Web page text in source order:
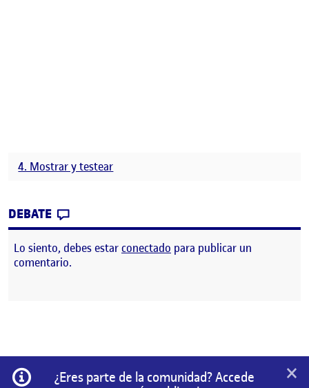
4. Mostrar y testear
DEBATE
Lo siento, debes estarconectado para publicar un
comentario.
Información
¿Eres parte de la comunidad? Accede
×